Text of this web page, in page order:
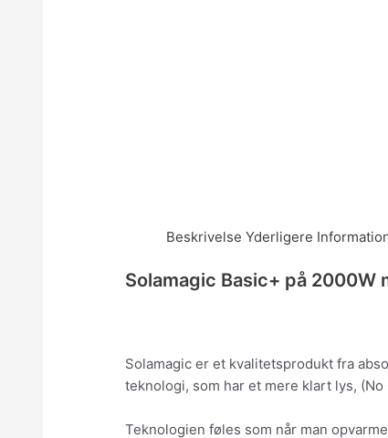
Beskrivelse Yderligere
Solamagic Basic+ på 2000W
Solamagic er et kvalitetsprodukt fra
teknologi, som har et mere klart lys,
Teknologien føles som når man